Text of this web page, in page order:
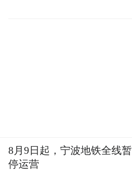
8月9日起，宁波地铁全线暂
停运营